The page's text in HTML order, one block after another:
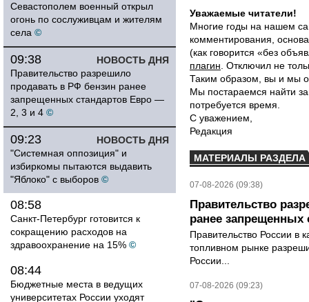
Севастополем военный открыл
огонь по сослуживцам и жителям
села ©
НОВОСТЬ ДНЯ
09:38
Правительство разрешило
продавать в РФ бензин ранее
запрещенных стандартов Евро —
2, 3 и 4 ©
НОВОСТЬ ДНЯ
09:23
"Системная оппозиция" и
избиркомы пытаются выдавить
"Яблоко" с выборов ©
08:58
Санкт-Петербург готовится к
сокращению расходов на
здравоохранение на 15% ©
08:44
Бюджетные места в ведущих
университетах России уходят
Уважаемые читатели!
Многие годы на нашем
комментирования,
(как говорится «без
плагин . Отключил не
Таким образом, вы и мы
Мы постараемся найти
потребуется время.
С уважением,
Редакция
МАТЕРИАЛЫ РАЗДЕЛА
07-08-2026 (09:38)
Правительство
ранее запрещенных
Правительство России в
топливном рынке
России...
07-08-2026 (09:23)